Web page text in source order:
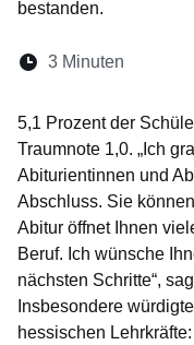
bestanden.
Lesedauer:
3 Minuten
5,1 Prozent der
Traumnote 1,0. „Ich
Abiturientinnen und
Abschluss. Sie
Abitur öffnet Ihnen
Beruf. Ich wünsche
nächsten Schritte“,
Insbesondere
hessischen